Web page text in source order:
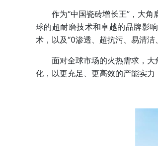
作为“中国瓷砖增长王”，大角
球的超耐磨技术和卓越的品牌影
术，以及“0渗透、超抗污、易清
面对全球市场的火热需求，大
化，以更充足、更高效的产能实力